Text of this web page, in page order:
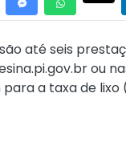
até seis
ou
a taxa de lixo